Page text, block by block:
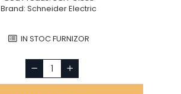
Brand: Schneider Electric
IN STOC FURNIZOR